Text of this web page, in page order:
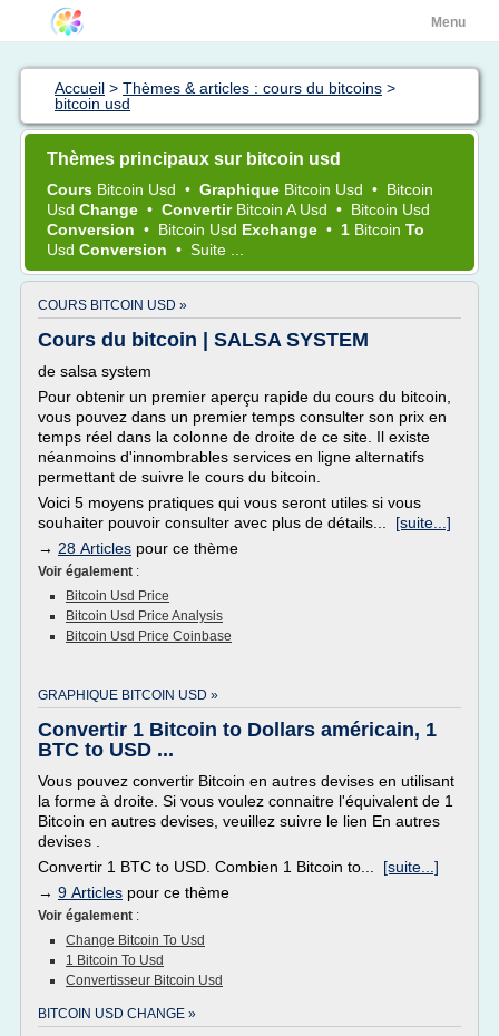
Menu
Accueil > Thèmes & articles : cours du bitcoins >
bitcoin usd
Thèmes principaux sur bitcoin usd
Cours Bitcoin Usd • Graphique Bitcoin Usd • Bitcoin
Usd Change • Convertir Bitcoin A Usd • Bitcoin Usd
Conversion • Bitcoin Usd Exchange • 1 Bitcoin To
Usd Conversion • Suite ...
COURS BITCOIN USD »
Cours du bitcoin | SALSA SYSTEM
de salsa system
Pour obtenir un premier aperçu rapide du cours du bitcoin,
vous pouvez dans un premier temps consulter son prix en
temps réel dans la colonne de droite de ce site. Il existe
néanmoins d'innombrables services en ligne alternatifs
permettant de suivre le cours du bitcoin.
Voici 5 moyens pratiques qui vous seront utiles si vous
souhaiter pouvoir consulter avec plus de détails... [suite...]
→ 28 Articles pour ce thème
Voir également :
Bitcoin Usd Price
Bitcoin Usd Price Analysis
Bitcoin Usd Price Coinbase
GRAPHIQUE BITCOIN USD »
Convertir 1 Bitcoin to Dollars américain, 1
BTC to USD ...
Vous pouvez convertir Bitcoin en autres devises en utilisant
la forme à droite. Si vous voulez connaitre l'équivalent de 1
Bitcoin en autres devises, veuillez suivre le lien En autres
devises .
Convertir 1 BTC to USD. Combien 1 Bitcoin to... [suite...]
→ 9 Articles pour ce thème
Voir également :
Change Bitcoin To Usd
1 Bitcoin To Usd
Convertisseur Bitcoin Usd
BITCOIN USD CHANGE »